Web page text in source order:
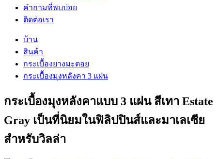
คำถามที่พบบ่อย
ติดต่อเรา
บ้าน
สินค้า
กระเบื้องยางมะตอย
กระเบื้องมุงหลังคา 3 แผ่น
กระเบื้องมุงหลังคาแบบ 3 แผ่น สีเทา Estate
Gray เป็นที่นิยมในฟิลิปปินส์และมาเลเซีย
สำหรับวิลล่า